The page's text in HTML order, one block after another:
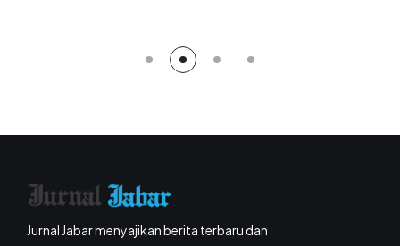
Jurnal Jabar menyajikan berita terbaru dan